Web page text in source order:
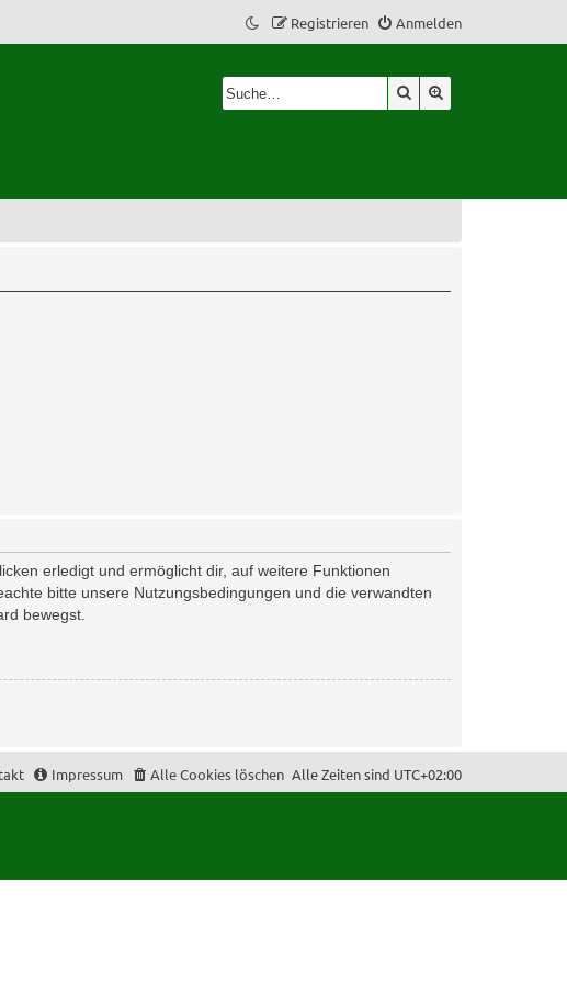
Anmelden
Registrieren
Suche
erledigt und ermöglicht dir, auf weitere Funktionen
bitte unsere Nutzungsbedingungen und die verwandten
bewegst.
Alle Zeiten sind UTC+02:00
Alle Cookies löschen
Impressum